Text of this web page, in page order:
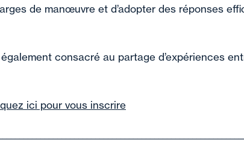
de manœuvre et d’adopter des réponses
consacré au partage d’expériences
ici pour vous inscrire